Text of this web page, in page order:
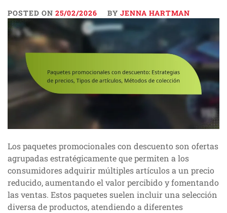
POSTED ON 25/02/2026 BY JENNA HARTMAN
Los paquetes promocionales con descuento son ofertas
agrupadas estratégicamente que permiten a los
consumidores adquirir múltiples artículos a un precio
reducido, aumentando el valor percibido y fomentando
las ventas. Estos paquetes suelen incluir una selección
diversa de productos, atendiendo a diferentes